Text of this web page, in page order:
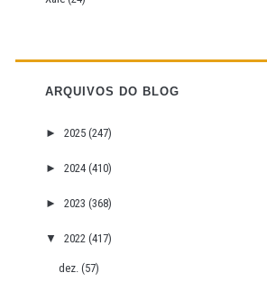
ARQUIVOS DO BLOG
► 2025 (247)
► 2024 (410)
► 2023 (368)
▼ 2022 (417)
dez.(57)